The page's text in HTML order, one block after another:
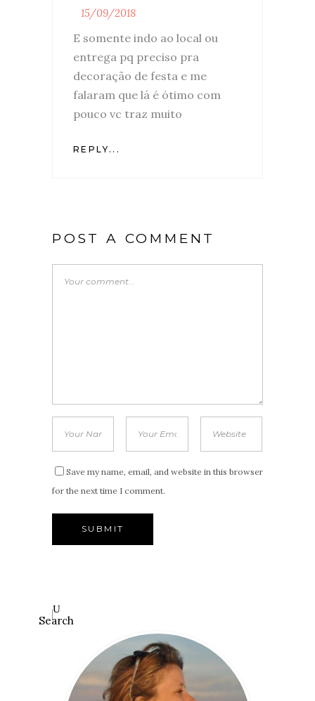
15/09/2018
E somente indo ao local ou
entrega pq preciso pra
decoração de festa e me
falaram que lá é ótimo com
pouco vc traz muito
REPLY...
POST A COMMENT
Save my name, email, and website in this browser
for the next time I comment.
Search